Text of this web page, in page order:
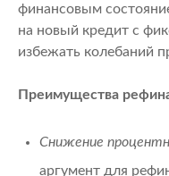
финансовым
на новый кредит с
избежать колебаний
Преимущества
Снижение
аргумент для